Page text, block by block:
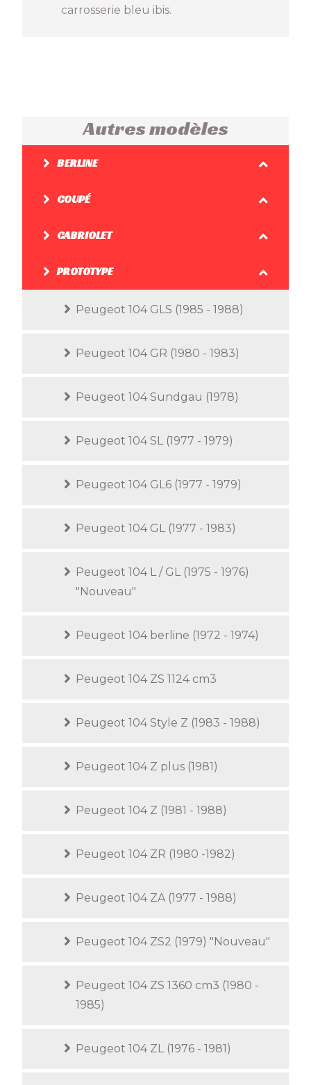
carrosserie bleu ibis.
Autres modèles
BERLINE
COUPÉ
CABRIOLET
PROTOTYPE
Peugeot 104 GLS (1985 - 1988)
Peugeot 104 GR (1980 - 1983)
Peugeot 104 Sundgau (1978)
Peugeot 104 SL (1977 - 1979)
Peugeot 104 GL6 (1977 - 1979)
Peugeot 104 GL (1977 - 1983)
Peugeot 104 L / GL (1975 - 1976)
"Nouveau"
Peugeot 104 berline (1972 - 1974)
Peugeot 104 ZS 1124 cm3
Peugeot 104 Style Z (1983 - 1988)
Peugeot 104 Z plus (1981)
Peugeot 104 Z (1981 - 1988)
Peugeot 104 ZR (1980 -1982)
Peugeot 104 ZA (1977 - 1988)
Peugeot 104 ZS2 (1979) "Nouveau"
Peugeot 104 ZS 1360 cm3 (1980 -
1985)
Peugeot 104 ZL (1976 - 1981)